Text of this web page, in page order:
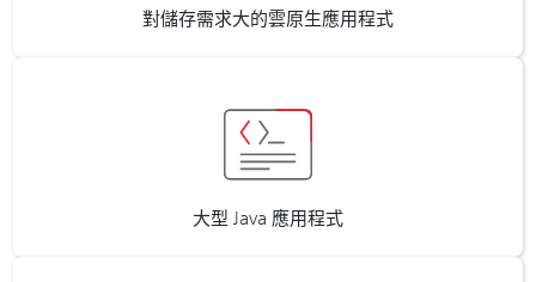
對儲存需求大的雲原生應用程式
大型 Java 應用程式